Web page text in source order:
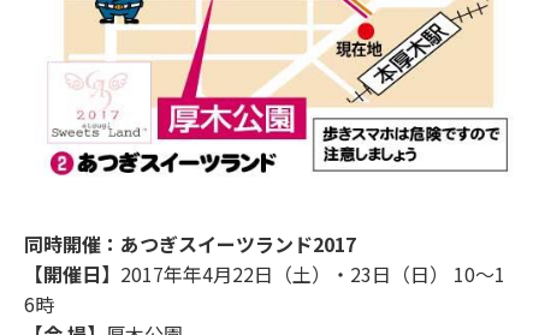
同時開催：あつぎスイーツランド2017
【開催日】 2017年年4月22日（土）・23日（日） 10～1
6時